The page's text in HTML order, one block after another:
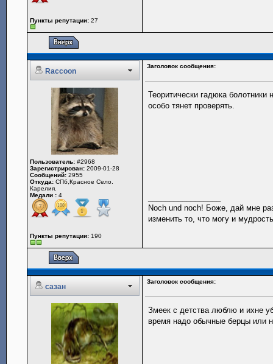
Пункты репутации: 27
Raccoon
Заголовок сообщения:
Пользователь: #2968
Зарегистрирован: 2009-01-28
Сообщений: 2955
Откуда: CПб,Красное Село.
Карелия.
Медали : 4
Пункты репутации: 190
Теоритически гадюка болотники
особо тянет проверять.
Noch und noch! Боже, дай мне
изменить то, что могу и
сазан
Заголовок сообщения:
Змеек с детства люблю и ихне
время надо обычные берцы или